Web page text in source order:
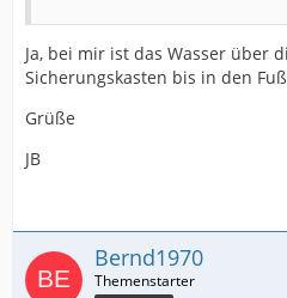
Ja, bei mir ist das Wasser über
Sicherungskasten bis in den
Grüße
JB
Bernd1970